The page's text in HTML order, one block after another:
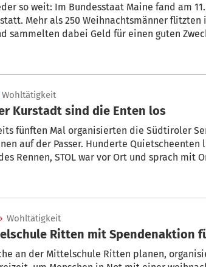
so weit: Im Bundesstaat Maine fand am
Mehr als 250 Weihnachtsmänner
sammelten dabei Geld für einen guten
Wohltätigkeit
Kurstadt sind die Enten los
fünften Mal organisierten die Südtiroler
auf der Passer. Hunderte
Rennen, STOL war vor Ort und sprach mit
Wohltätigkeit
Ritten mit Spendenaktion
an der Mittelschule Ritten planen,